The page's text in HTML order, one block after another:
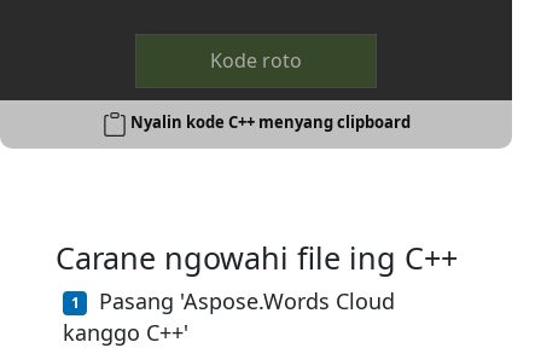
Kode roto
Nyalin kode C++ menyang clipboard
Carane ngowahi file ing C++
Pasang 'Aspose.Words Cloud
kanggo C++'